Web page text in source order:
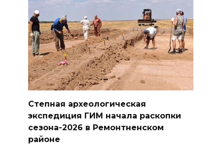
Степная археологическая
экспедиция ГИМ начала раскопки
сезона-2026 в Ремонтненском
районе